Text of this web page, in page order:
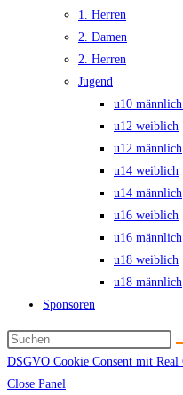
1. Herren
2. Damen
2. Herren
Jugend
u10
u12 weiblich
u12 männlich
u14 weiblich
u14 männlich
u16 weiblich
u16 männlich
u18 weiblich
u18 männlich
Sponsoren
DSGVO Cookie Consent mit Real
Close Panel